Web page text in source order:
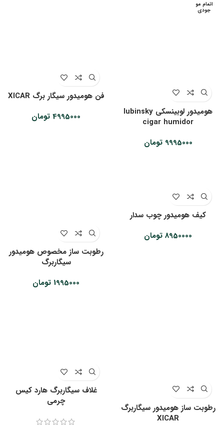
اتمام مو
جودی
هومیدور لوبینسکی lubinsky
cigar humidor
9995000 تومان
فن هومیدور سیگار برگ XICAR
4995000 تومان
کیف هومیدور چوب سدار
8950000 تومان
رطوبت ساز مخصوص هومیدور
سیگاربرگ
1995000 تومان
رطوبت ساز هومیدور سیگاربرگ
XICAR
غلاف سیگاربرگ هارد کیس
چرمی